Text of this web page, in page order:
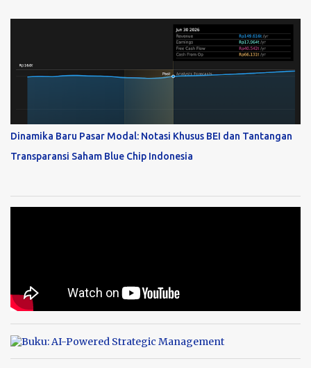
Dinamika Baru Pasar Modal: Notasi Khusus BEI dan Tantangan
Transparansi Saham Blue Chip Indonesia